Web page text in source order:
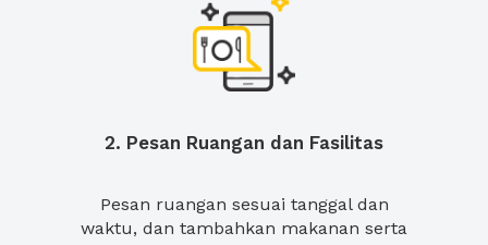
2. Pesan Ruangan dan Fasilitas
Pesan ruangan sesuai tanggal dan
waktu, dan tambahkan makanan serta